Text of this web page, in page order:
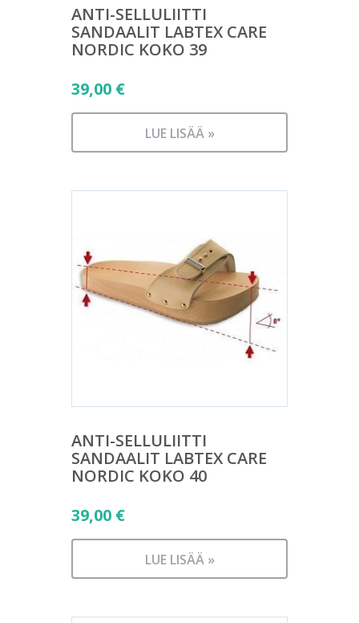
ANTI-SELLULIITTI
SANDAALIT LABTEX CARE
NORDIC KOKO 39
39,00 €
LUE LISÄÄ »
ANTI-SELLULIITTI
SANDAALIT LABTEX CARE
NORDIC KOKO 40
39,00 €
LUE LISÄÄ »